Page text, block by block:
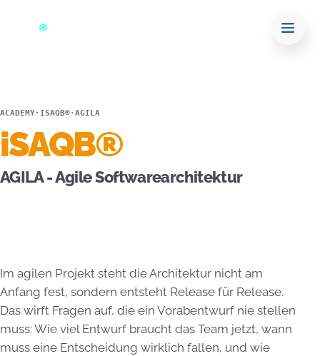
ACADEMY· ISAQB®·AGILA
iSAQB®
AGILA - Agile Softwarearchitektur
Im agilen Projekt steht die Architektur nicht am
Anfang fest, sondern entsteht Release für Release.
Das wirft Fragen auf, die ein Vorabentwurf nie stellen
muss: Wie viel Entwurf braucht das Team jetzt, wann
muss eine Entscheidung wirklich fallen, und wie